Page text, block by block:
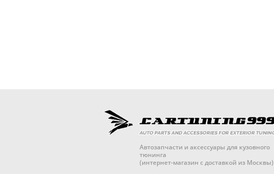
Автозапчасти и аксессуары для кузовного
тюнинга
(интернет-магазин с доставкой из Москвы)